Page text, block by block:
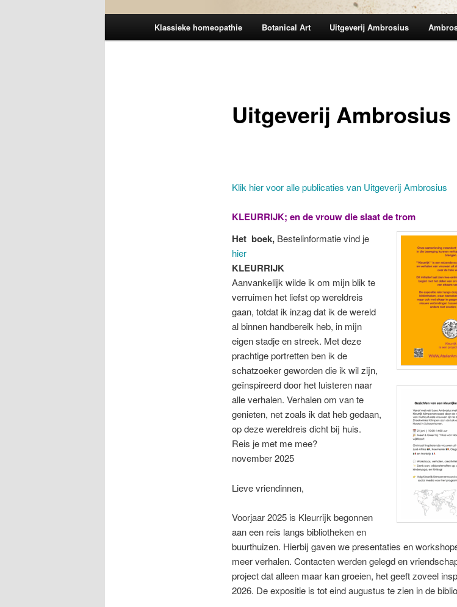
Klassieke homeopathie Botanical Art Uitgeverij Ambrosius
Uitgeverij Ambrosius
Klik hier voor alle publicaties van Uitgeverij Ambrosius
KLEURRIJK; en de vrouw die slaat de trom
Het boek, Bestelinformatie vind je
hier
KLEURRIJK
Aanvankelijk wilde ik om mijn blik te
verruimen het liefst op wereldreis
gaan, totdat ik inzag dat ik de wereld
al binnen handbereik heb, in mijn
eigen stadje en streek. Met deze
prachtige portretten ben ik de
schatzoeker geworden die ik wil zijn,
geïnspireerd door het luisteren naar
alle verhalen. Verhalen om van te
genieten, net zoals ik dat heb gedaan,
op deze wereldreis dicht bij huis.
Reis je met me mee?
november 2025
Lieve vriendinnen,
Voorjaar 2025 is Kleurrijk begonnen
aan een reis langs bibliotheken en
buurthuizen. Hierbij gaven we presentaties en
meer verhalen. Contacten werden gelegd en
project dat alleen maar kan groeien, het geeft zoveel
2026. De expositie is tot eind augustus te zien in de